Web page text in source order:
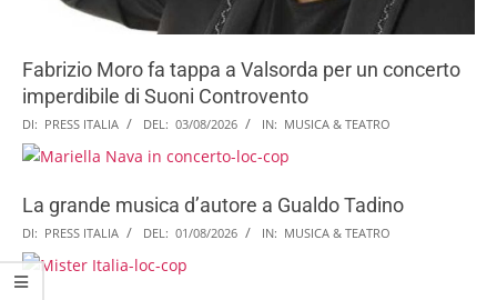
Fabrizio Moro fa tappa a Valsorda per un concerto
imperdibile di Suoni Controvento
DI: PRESS ITALIA DEL: 03/08/2026 IN: MUSICA & TEATRO
La grande musica d’autore a Gualdo Tadino
DI: PRESS ITALIA DEL: 01/08/2026 IN: MUSICA & TEATRO